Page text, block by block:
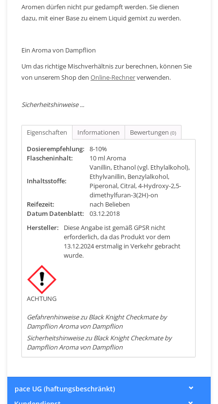
Aromen dürfen nicht pur gedampft werden. Sie dienen
dazu, mit einer Base zu einem Liquid gemixt zu werden.
Ein Aroma von Dampflion
Um das richtige Mischverhältnis zur berechnen, können Sie
von unserem Shop den Online-Rechnerverwenden.
Sicherheitshinweise ...
Eigenschaften Informationen Bewertungen (0)
Dosierempfehlung:
8-10%
Flascheninhalt:
10 ml Aroma
Inhaltsstoffe:
Vanillin, Ethanol (vgl. Ethylalkohol),
Ethylvanillin, Benzylalkohol,
Piperonal, Citral, 4-Hydroxy-2,5-
dimethylfuran-3(2H)-on
Reifezeit:
nach Belieben
Datum Datenblatt:
03.12.2018
Hersteller:
Diese Angabe ist gemäß GPSR nicht
erforderlich, da das Produkt vor dem
13.12.2024 erstmalig in Verkehr gebracht
wurde.
ACHTUNG
Gefahrenhinweise zu Black Knight Checkmate by
Dampflion Aroma von Dampflion
Sicherheitshinweise zu Black Knight Checkmate by
Dampflion Aroma von Dampflion
pace UG (haftungsbeschränkt)